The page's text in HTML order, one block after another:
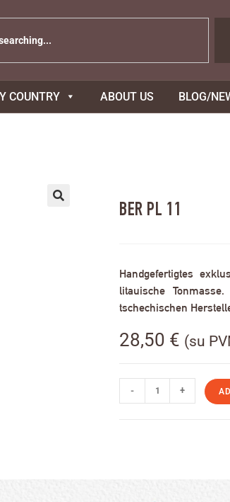
COUNTRY ABOUT US BLOG/
BER PL 11
Handgefertigtes
litauische
tschechischen
28,50 € (su
- +